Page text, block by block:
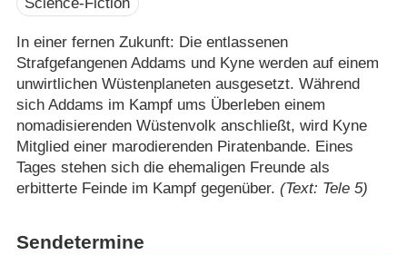
In einer fernen Zukunft: Die entlassenen
Strafgefangenen Addams und Kyne werden auf einem
unwirtlichen Wüstenplaneten ausgesetzt. Während
sich Addams im Kampf ums Überleben einem
nomadisierenden Wüstenvolk anschließt, wird Kyne
Mitglied einer marodierenden Piratenbande. Eines
Tages stehen sich die ehemaligen Freunde als
erbitterte Feinde im Kampf gegenüber. (Text: Tele 5)
Sendetermine